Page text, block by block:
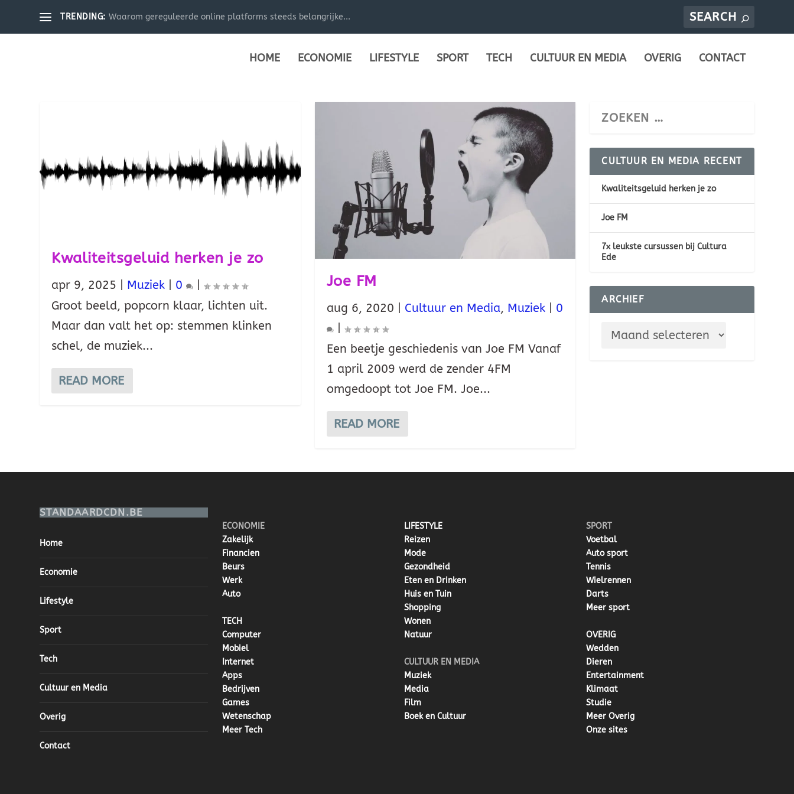
TRENDING: Waarom gereguleerde online platforms steeds belangrijke...
HOME ECONOMIE LIFESTYLE SPORT TECH CULTUUR EN MEDIA OVERIG CONTACT
Kwaliteitsgeluid herken je zo
apr 9, 2025 Muziek 0
|
Groot beeld, popcorn klaar, lichten uit.
Maar dan valt het op: stemmen klinken
schel, de muziek...
READ MORE
Joe FM
aug 6, 2020 Cultuur en Media, Muziek| 0
|
Een beetje geschiedenis van Joe FM Vanaf
1 april 2009 werd de zender 4FM
omgedoopt tot Joe FM. Joe...
READ MORE
CULTUUR EN MEDIA RECENT
Kwaliteitsgeluid herken je zo
Joe FM
7x leukste cursussen bij Cultura
Ede
ARCHIEF
STANDAARDCDN.BE
Home
Economie
Lifestyle
Sport
Tech
Cultuur en Media
Overig
Contact
ECONOMIE
Zakelijk
Financien
Beurs
Werk
Auto
TECH
Computer
Mobiel
Internet
Apps
Bedrijven
Games
Wetenschap
Meer Tech
LIFESTYLE
Reizen
Mode
Gezondheid
Eten en Drinken
Huis en Tuin
Shopping
Wonen
Natuur
CULTUUR EN MEDIA
Muziek
Media
Film
Boek en Cultuur
SPORT
Voetbal
Auto sport
Tennis
Wielrennen
Darts
Meer sport
OVERIG
Wedden
Dieren
Entertainment
Klimaat
Studie
Meer Overig
Onze sites